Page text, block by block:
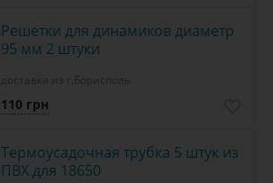
Решетки для динамиков диаметр
95 мм 2 штуки
110 грн
Термоусадочная трубка 5 штук из
ПВХ для 18650